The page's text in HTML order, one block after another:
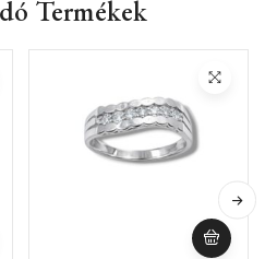
Termékek